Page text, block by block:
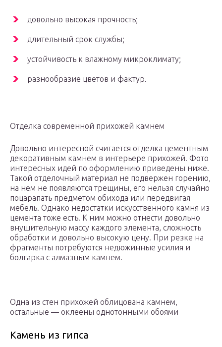
довольно высокая прочность;
длительный срок службы;
устойчивость к влажному микроклимату;
разнообразие цветов и фактур.
Отделка современной прихожей камнем
Довольно интересной считается отделка цементным
декоративным камнем в интерьере прихожей. Фото
интересных идей по оформлению приведены ниже.
Такой отделочный материал не подвержен горению,
на нем не появляются трещины, его нельзя случайно
поцарапать предметом обихода или передвигая
мебель. Однако недостатки искусственного камня из
цемента тоже есть. К ним можно отнести довольно
внушительную массу каждого элемента, сложность
обработки и довольно высокую цену. При резке на
фрагменты потребуются недюжинные усилия и
болгарка с алмазным камнем.
Одна из стен прихожей облицована камнем,
остальные — оклеены однотонными обоями
Камень из гипса